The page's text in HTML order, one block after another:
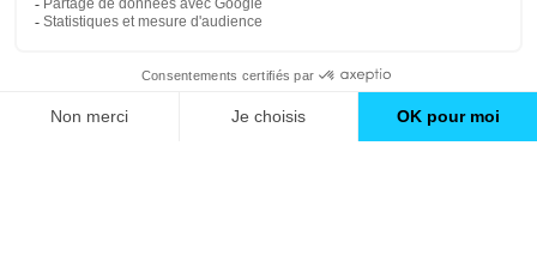
Travaux d'aménagement de cuisine à
Montrouge (92)
Travaux d'isolation à Montrouge (92)
Trouver une agence